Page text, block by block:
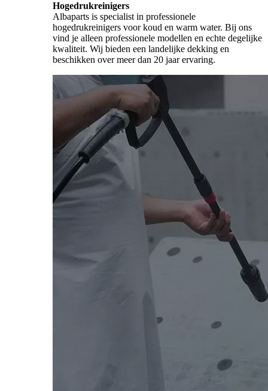
Hogedrukreinigers
Albaparts is specialist in professionele
hogedrukreinigers voor koud en warm water. Bij ons
vind je alleen professionele modellen en echte degelijke
kwaliteit. Wij bieden een landelijke dekking en
beschikken over meer dan 20 jaar ervaring.